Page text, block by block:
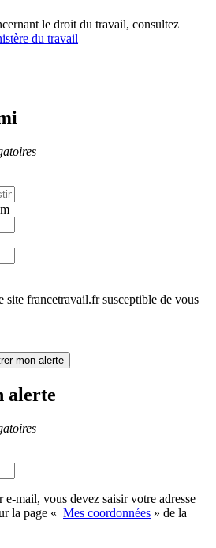
le droit du travail, consultez
du travail
site francetravail.fr susceptible de vous
mon alerte
alerte
mail, vous devez saisir votre adresse
la page « Mes coordonnées » de la